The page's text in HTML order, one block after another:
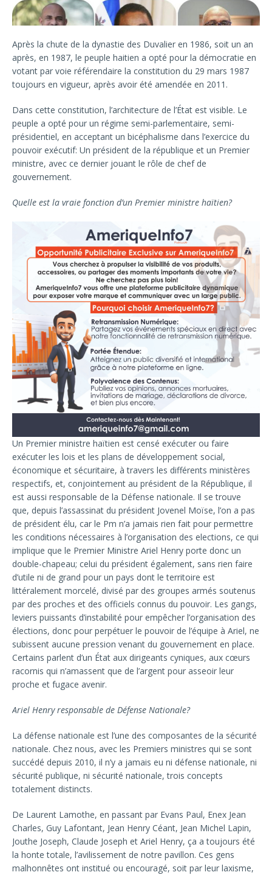
Après la chute de la dynastie des Duvalier en 1986, soit un an
après, en 1987, le peuple haitien a opté pour la démocratie en
votant par voie référendaire la constitution du 29 mars 1987
toujours en vigueur, après avoir été amendée en 2011.
Dans cette constitution, l’architecture de l’État est visible. Le
peuple a opté pour un régime semi-parlementaire, semi-
présidentiel, en acceptant un bicéphalisme dans l’exercice du
pouvoir exécutif: Un président de la république et un Premier
ministre, avec ce dernier jouant le rôle de chef de
gouvernement.
Quelle est la vraie fonction d’un Premier ministre haïtien?
Un Premier ministre haïtien est censé exécuter ou faire
exécuter les lois et les plans de développement social,
économique et sécuritaire, à travers les différents ministères
respectifs, et, conjointement au président de la République, il
est aussi responsable de la Défense nationale. Il se trouve
que, depuis l’assassinat du président Jovenel Moïse, l’on a pas
de président élu, car le Pm n’a jamais rien fait pour permettre
les conditions nécessaires à l’organisation des elections, ce qui
implique que le Premier Ministre Ariel Henry porte donc un
double-chapeau; celui du président également, sans rien faire
d’utile ni de grand pour un pays dont le territoire est
littéralement morcelé, divisé par des groupes armés soutenus
par des proches et des officiels connus du pouvoir. Les gangs,
leviers puissants d’instabilité pour empêcher l’organisation des
élections, donc pour perpétuer le pouvoir de l’équipe à Ariel, ne
subissent aucune pression venant du gouvernement en place.
Certains parlent d’un État aux dirigeants cyniques, aux cœurs
racornis qui n’amassent que de l’argent pour asseoir leur
proche et fugace avenir.
Ariel Henry responsable de Défense Nationale?
La défense nationale est l’une des composantes de la sécurité
nationale. Chez nous, avec les Premiers ministres qui se sont
succédé depuis 2010, il n’y a jamais eu ni défense nationale, ni
sécurité publique, ni sécurité nationale, trois concepts
totalement distincts.
De Laurent Lamothe, en passant par Evans Paul, Enex Jean
Charles, Guy Lafontant, Jean Henry Céant, Jean Michel Lapin,
Jouthe Joseph, Claude Joseph et Ariel Henry, ça a toujours été
la honte totale, l’avilissement de notre pavillon. Ces gens
malhonnêtes ont institué ou encouragé, soit par leur laxisme,